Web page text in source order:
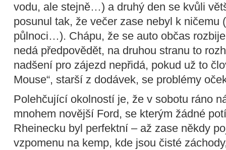
vodu, ale stejně…) a druhý den se kvůli
posunul tak, že večer zase nebyl k ničemu
půlnoci…). Chápu, že se auto občas
nedá předpovědět, na druhou stranu to
nadšení pro zájezd nepřidá, pokud už to
Mouse“, starší z dodávek, se problémy
Polehčující okolností je, že v sobotu ráno
mnohem novější Ford, se kterým žádné
Rheinecku byl perfektní – až zase někdy
vzpomenu na kemp, kde jsou čisté